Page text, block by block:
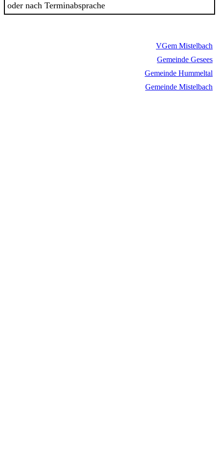
oder nach Terminabsprache
VGem Mistelbach
Gemeinde Gesees
Gemeinde Hummeltal
Gemeinde Mistelbach